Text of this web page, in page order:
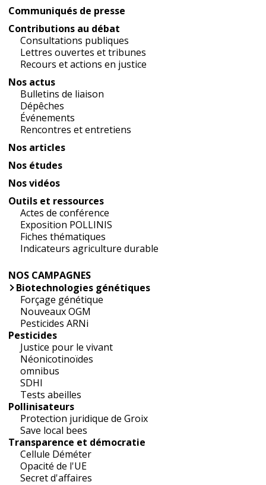
Communiqués de presse
Contributions au débat
Consultations publiques
Lettres ouvertes et tribunes
Recours et actions en justice
Nos actus
Bulletins de liaison
Dépêches
Événements
Rencontres et entretiens
Nos articles
Nos études
Nos vidéos
Outils et ressources
Actes de conférence
Exposition POLLINIS
Fiches thématiques
Indicateurs agriculture durable
NOS CAMPAGNES
Biotechnologies génétiques
Forçage génétique
Nouveaux OGM
Pesticides ARNi
Pesticides
Justice pour le vivant
Néonicotinoïdes
omnibus
SDHI
Tests abeilles
Pollinisateurs
Protection juridique de Groix
Save local bees
Transparence et démocratie
Cellule Déméter
Opacité de l'UE
Secret d'affaires